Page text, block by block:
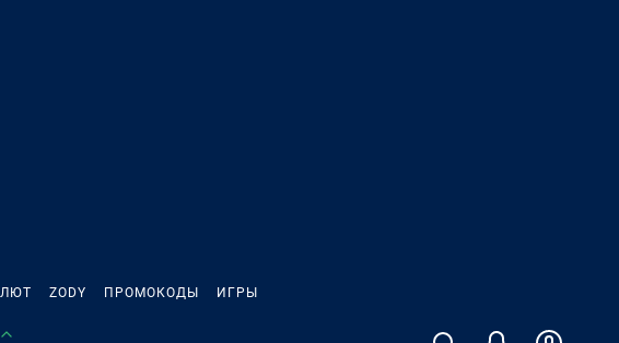
ZODY ПРОМОКОДЫ ИГРЫ